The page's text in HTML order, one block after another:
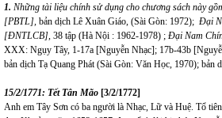
1. Những tài liệu chính sử dụng cho chương sách này
[PBTL], bản dịch Lê Xuân Giáo, (Sài Gòn: 1972); Đại
[ĐNTLCB], 38 tập (Hà Nội : 1962-1978) ; Đại Nam
XXX: Ngụy Tây, 1-17a [Nguyễn Nhạc]; 17b-43b
bản dịch Tạ Quang Phát (Sài Gòn: Văn Học, 1970); bản
15/2/1771: Tết Tân Mão [3/2/1772]
Anh em Tây Sơn có ba người là Nhạc, Lữ và Huệ. Tổ